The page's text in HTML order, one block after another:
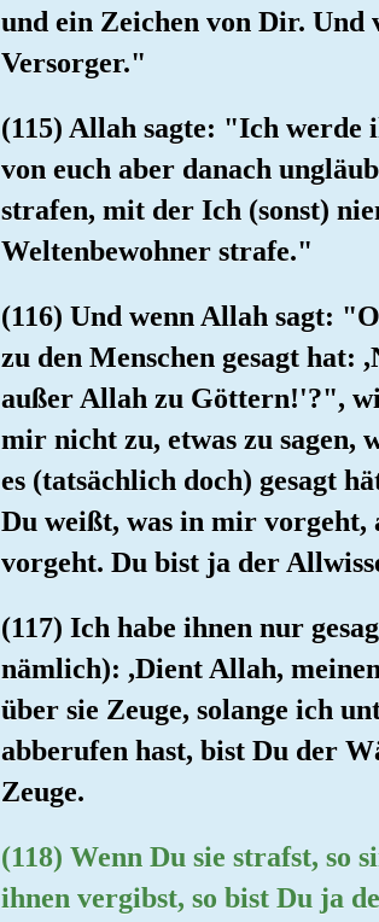
und ein Zeichen von Dir. Und
Versorger."
(115) Allah sagte: "Ich werde
von euch aber danach
strafen, mit der Ich (sonst)
Weltenbewohner strafe."
(116) Und wenn Allah sagt:
zu den Menschen gesagt
außer Allah zu Göttern!'?",
mir nicht zu, etwas zu sagen,
es (tatsächlich doch) gesagt
Du weißt, was in mir
vorgeht. Du bist ja der
(117) Ich habe ihnen nur
nämlich): ,Dient Allah,
über sie Zeuge, solange ich
abberufen hast, bist Du der
Zeuge.
(118) Wenn Du sie strafst, so
ihnen vergibst, so bist Du ja